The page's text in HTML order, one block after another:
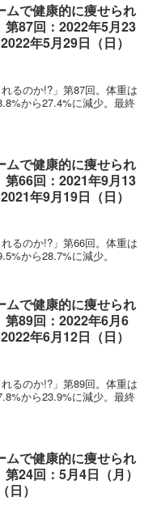
ムで健康的に痩せられ
第87回：2022年5月23
年5月29日（日）
るのか!?」第87回。体重は
から27.4%に減少。最終
ムで健康的に痩せられ
第66回：2021年9月13
年9月19日（日）
るのか!?」第66回。体重は
から28.7%に減少。
ムで健康的に痩せられ
第89回：2022年6月6
年6月12日（日）
るのか!?」第89回。体重は
から23.9%に減少。最終
ムで健康的に痩せられ
24回：5月4日（月）
日）